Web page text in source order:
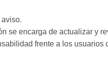
se encarga de actualizar y
frente a los usuarios